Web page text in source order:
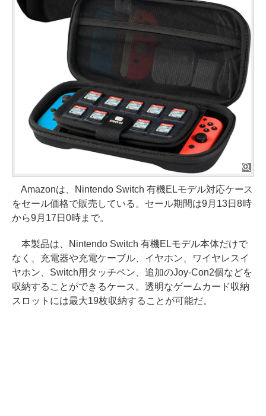
Amazonは、Nintendo Switch 有機ELモデル対応ケース
をセール価格で販売している。セール期間は9月13日8時
から9月17日0時まで。
本製品は、Nintendo Switch 有機ELモデル本体だけで
なく、充電器や充電ケーブル、イヤホン、ワイヤレスイ
ヤホン、Switch用タッチペン、追加のJoy-Con2個などを
収納することができるケース。透明なゲームカード収納
スロットには最大19枚収納することが可能だ。